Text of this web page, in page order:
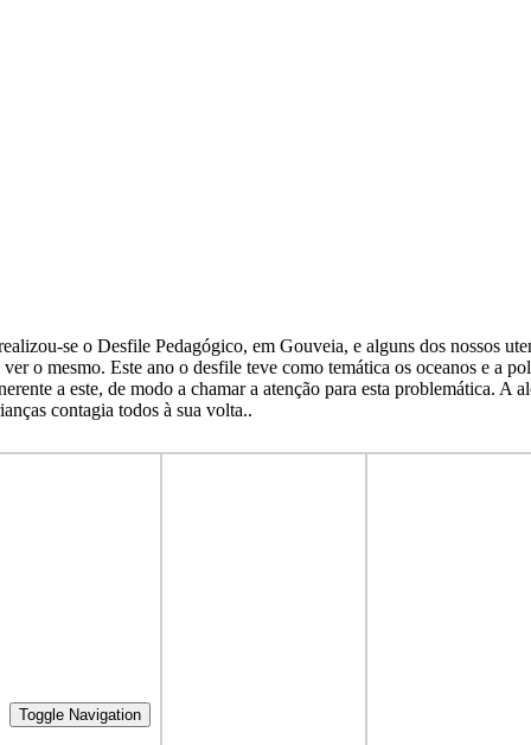
Toggle Navigation
se o Desfile Pedagógico, em Gouveia, e alguns dos nossos
o mesmo. Este ano o desfile teve como temática os oceanos e a
a este, de modo a chamar a atenção para esta problemática. A
contagia todos à sua volta..